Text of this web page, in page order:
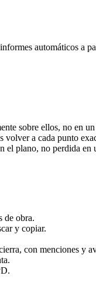
automáticos a
sobre ellos, no en
volver a cada punto
el plano, no perdida en
de obra.
y copiar.
con menciones y